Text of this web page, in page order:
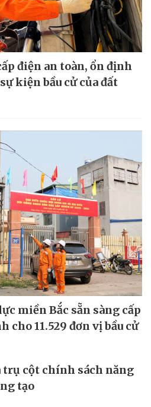
điện an toàn, ổn định
kiện bầu cử của đất
miền Bắc sẵn sàng cấp
cho 11.529 đơn vị bầu cử
trụ cột chính sách năng
tạo